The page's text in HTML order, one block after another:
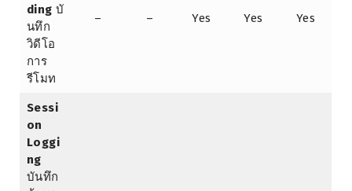
ding บั
นทึก
วิดีโอ
การ
รีโมท
– – Yes Yes Yes
Sessi
on
Loggi
ng
บันทึก